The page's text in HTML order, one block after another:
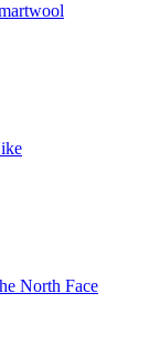
North Face